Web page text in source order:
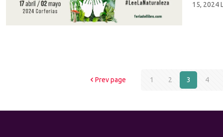
15, 2024
Prev page 1 2 3 4